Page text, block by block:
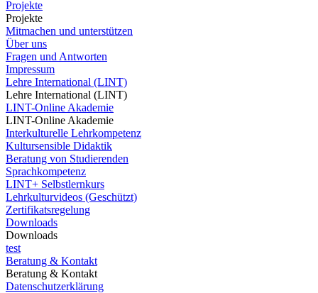
Projekte
Projekte
Mitmachen und unterstützen
Über uns
Fragen und Antworten
Impressum
Lehre International (LINT)
Lehre International (LINT)
LINT-Online Akademie
LINT-Online Akademie
Interkulturelle Lehrkompetenz
Kultursensible Didaktik
Beratung von Studierenden
Sprachkompetenz
LINT+ Selbstlernkurs
Lehrkulturvideos (Geschützt)
Zertifikatsregelung
Downloads
Downloads
test
Beratung & Kontakt
Beratung & Kontakt
Datenschutzerklärung